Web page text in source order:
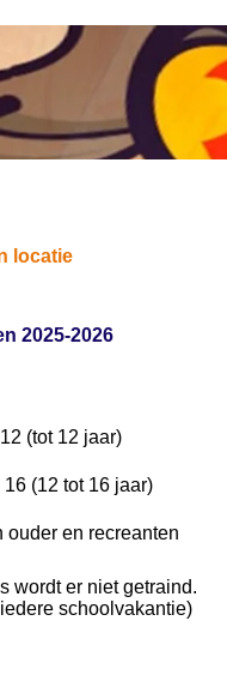
locatie
2025-2026
(tot 12 jaar)
(12 tot 16 jaar)
ouder en recreanten
wordt er niet getraind.
schoolvakantie)